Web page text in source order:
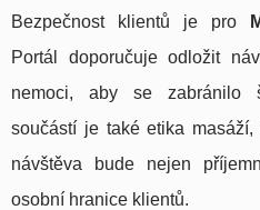
Bezpečnost klientů je pro
Portál doporučuje odložit
nemoci, aby se zabránilo
součástí je také etika
návštěva bude nejen
osobní hranice klientů.